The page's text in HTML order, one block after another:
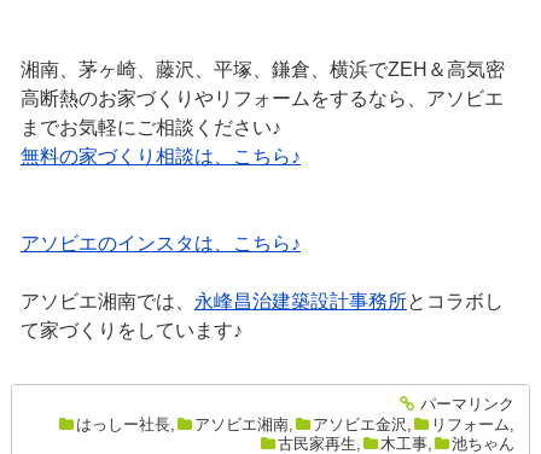
湘南、茅ヶ崎、藤沢、平塚、鎌倉、横浜でZEH＆高気密
高断熱のお家づくりやリフォームをするなら、アソビエ
までお気軽にご相談ください♪
無料の家づくり相談は、こちら♪
アソビエのインスタは、こちら♪
アソビエ湘南では、 永峰昌治建築設計事務所とコラボし
て家づくりをしています♪
entry2658
パーマリンク
はっしー社長
アソビエ湘南 アソビエ金沢 リフォーム
古民家再生
木工事 池ちゃん